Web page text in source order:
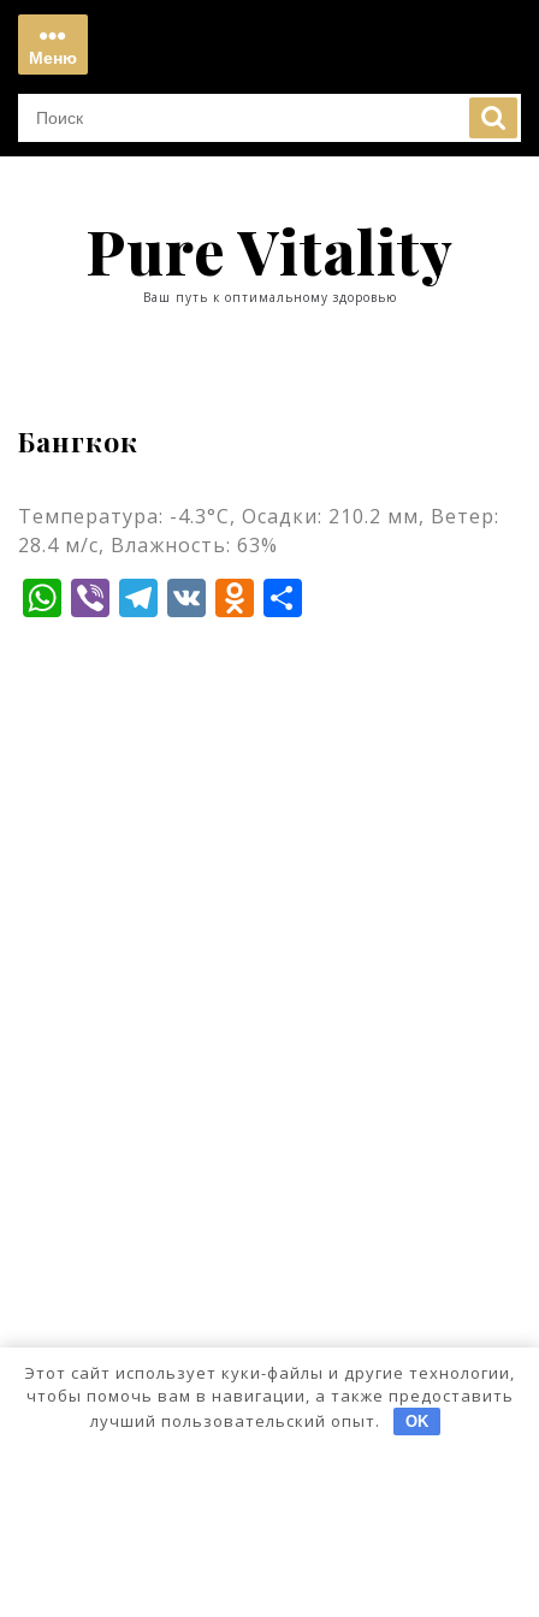
Перейти
содержимому
Меню
Меню
Pure Vitality
Ваш путь к оптимальному здоровью
Бангкок
Температура: -4.3°C, Осадки: 210.2 мм, Ветер:
28.4 м/с, Влажность: 63%
WhatsApp
ViberTelegram
VKOdnoklassniki
Этот сайт использует куки-файлы и другие технологии,
чтобы помочь вам в навигации, а также предоставить
лучший пользовательский опыт.
OK